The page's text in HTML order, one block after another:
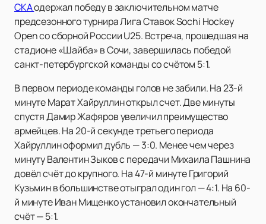
СКАодержал победу в заключительном матче
предсезонного турнира Лига Ставок Sochi Hockey
Open со сборной России U25. Встреча, прошедшая на
стадионе «Шайба» в Сочи, завершилась победой
санкт-петербургской команды со счётом 5:1.
В первом периоде команды голов не забили. На 23-й
минуте Марат Хайруллин открыл счет. Две минуты
спустя Дамир Жафяров увеличил преимущество
армейцев. На 20-й секунде третьего периода
Хайруллин оформил дубль — 3:0. Менее чем через
минуту Валентин Зыков с передачи Михаила Пашнина
довёл счёт до крупного. На 47-й минуте Григорий
Кузьмин в большинстве отыграл один гол — 4:1. На 60-
й минуте Иван Мищенко установил окончательный
счёт — 5:1.